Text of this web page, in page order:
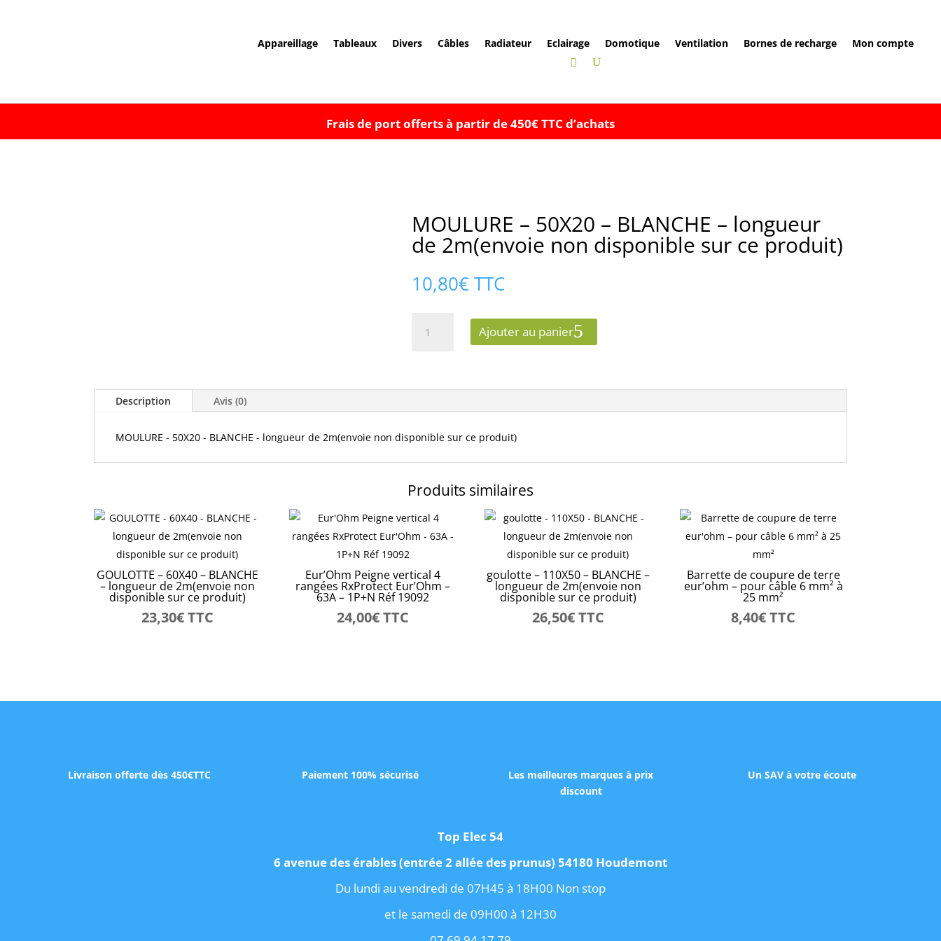
Appareillage Tableaux Divers Câbles Radiateur Eclairage Domotique Ventilation Bornes de recharge Mon compte
Frais de port offerts à partir de 450€ TTC d’achats
MOULURE – 50X20 – BLANCHE – longueur
de 2m(envoie non disponible sur ce produit)
10,80€TTC
-
de
2m(envoie
non
disponible
Ajouter au panier
Description Avis (0)
MOULURE - 50X20 - BLANCHE - longueur de 2m(envoie non disponible sur ce produit)
Produits similaires
GOULOTTE – 60X40 – BLANCHE
– longueur de 2m(envoie non
disponible sur ce produit)
23,30€TTC
Eur’Ohm Peigne vertical 4
rangées RxProtect Eur’Ohm –
63A – 1P+N Réf 19092
24,00€TTC
goulotte – 110X50 – BLANCHE –
longueur de 2m(envoie non
disponible sur ce produit)
26,50€TTC
Barrette de coupure de terre
eur’ohm – pour câble 6 mm² à
25 mm²
8,40€ TTC
Livraison offerte dès 450€TTC Paiement 100% sécurisé
Les meilleures marques à prix
discount
Un SAV à votre écoute
Top Elec 54
6 avenue des érables (entrée 2 allée des prunus) 54180 Houdemont
Du lundi au vendredi de 07H45 à 18H00 Non stop
et le samedi de 09H00 à 12H30